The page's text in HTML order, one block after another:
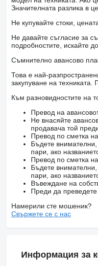
Значителната разлика в
Не купувайте стоки,
Не давайте съгласие за
подробностите, искайте
Съмнително авансово
Това е най-
закупуване на
Към разновидностите на
Превод на
Не внасяйте
продавача той
Превод по сметка
Бъдете
пари, ако
Превод по сметка
Бъдете
пари, ако
Въвеждане на
Преди да
Намерили сте мошеник?
Свържете се с нас
Информация за